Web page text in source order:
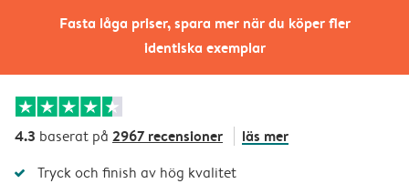
Fasta låga priser, spara mer när du köper fler
identiska exemplar
4.3 baserat på 2967 recensioner läs mer
Tryck och finish av hög kvalitet